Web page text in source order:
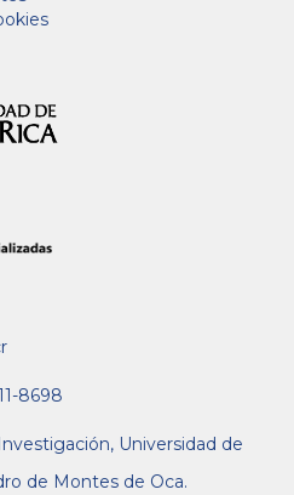
8698
Universidad de
de Montes de Oca.